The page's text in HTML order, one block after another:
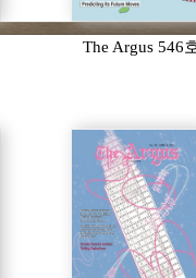
The Argus 546